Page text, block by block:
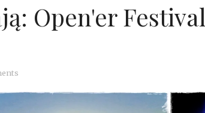
Open'er Festival